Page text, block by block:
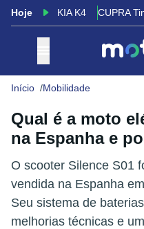
Hoje KIA K4 CUPRA
Início Mobilidade
Qual é a moto
na Espanha e
O scooter Silence S01
vendida na Espanha
Seu sistema de
melhorias técnicas e